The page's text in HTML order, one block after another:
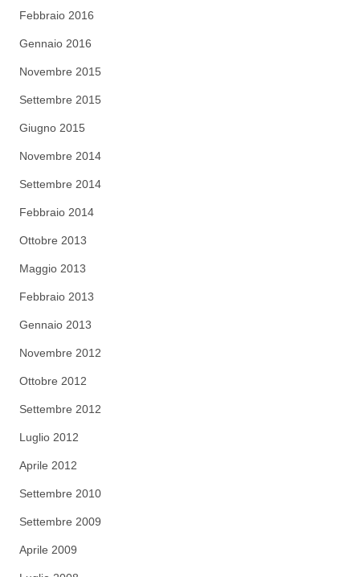
Febbraio 2016
Gennaio 2016
Novembre 2015
Settembre 2015
Giugno 2015
Novembre 2014
Settembre 2014
Febbraio 2014
Ottobre 2013
Maggio 2013
Febbraio 2013
Gennaio 2013
Novembre 2012
Ottobre 2012
Settembre 2012
Luglio 2012
Aprile 2012
Settembre 2010
Settembre 2009
Aprile 2009